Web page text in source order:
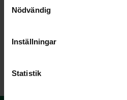
s
Nödvändig
Inställningar
Statistik
Lakto-ovovegetaariset ohjeet